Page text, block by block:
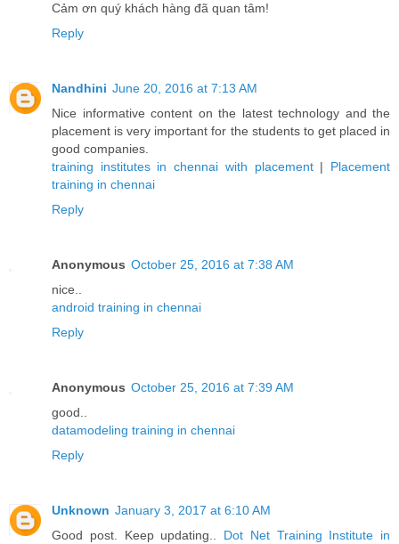
Cảm ơn quý khách hàng đã quan tâm!
Reply
Nandhini June 20, 2016 at 7:13 AM
Nice informative content on the latest technology and the
placement is very important for the students to get placed in
good companies.
training institutes in chennai with placement | Placement
training in chennai
Reply
Anonymous October 25, 2016 at 7:38 AM
nice..
android training in chennai
Reply
Anonymous October 25, 2016 at 7:39 AM
good..
datamodeling training in chennai
Reply
Unknown January 3, 2017 at 6:10 AM
Good post. Keep updating.. Dot Net Training Institute in